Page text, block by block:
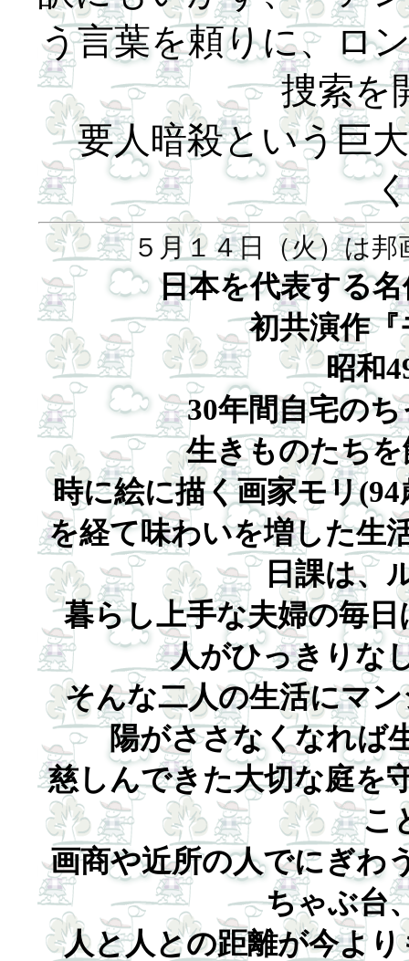
う言葉を頼りに、ロ
捜索を
要人暗殺という巨
５月１４日（火）は邦
日本を代表する
初共演作
昭和
30年間自宅の
生きものたち
時に絵に描く画家モリ
を経て味わいを増した生
日課は、
暮らし上手な夫婦の毎
人がひっきりな
そんな二人の生活にマ
陽がささなくなれば
慈しんできた大切な庭を
こ
画商や近所の人でにぎわ
ちゃぶ台
人と人との距離が今よ